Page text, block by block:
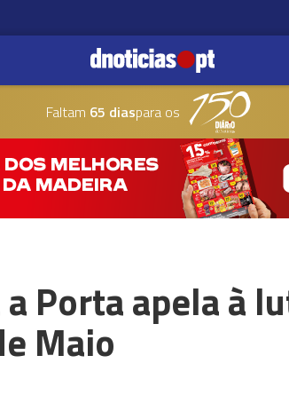
Faltam 65 diaspara os
Porta apela à
Maio